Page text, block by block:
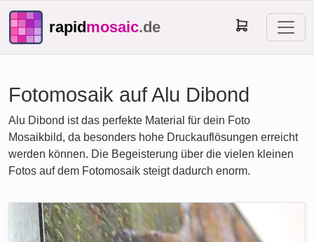
rapidmosaic.de
Fotomosaik auf Alu Dibond
Alu Dibond ist das perfekte Material für dein Foto
Mosaikbild, da besonders hohe Druckauflösungen erreicht
werden können. Die Begeisterung über die vielen kleinen
Fotos auf dem Fotomosaik steigt dadurch enorm.